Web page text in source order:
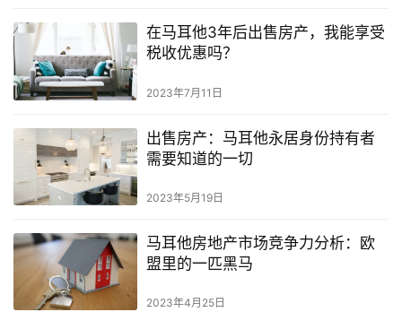
在马耳他3年后出售房产，我能享受
税收优惠吗？
2023年7月11日
出售房产：马耳他永居身份持有者
需要知道的一切
2023年5月19日
马耳他房地产市场竞争力分析：欧
盟里的一匹黑马
2023年4月25日